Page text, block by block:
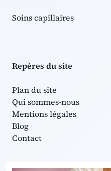
Soins capillaires
Repères du site
Plan du site
Qui sommes-nous
Mentions légales
Blog
Contact